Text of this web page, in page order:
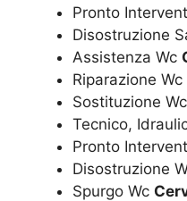
Pronto
Disostruzione
Assistenza Wc
Riparazione Wc
Sostituzione Wc
Tecnico,
Pronto
Disostruzione
Spurgo Wc